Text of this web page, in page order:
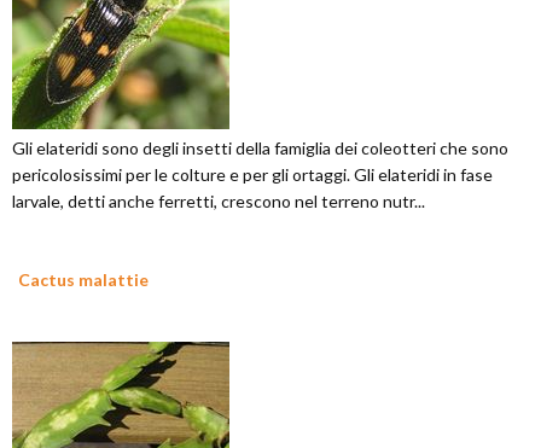
Gli elateridi sono degli insetti della famiglia dei coleotteri che sono
pericolosissimi per le colture e per gli ortaggi. Gli elateridi in fase
larvale, detti anche ferretti, crescono nel terreno nutr...
Cactus malattie